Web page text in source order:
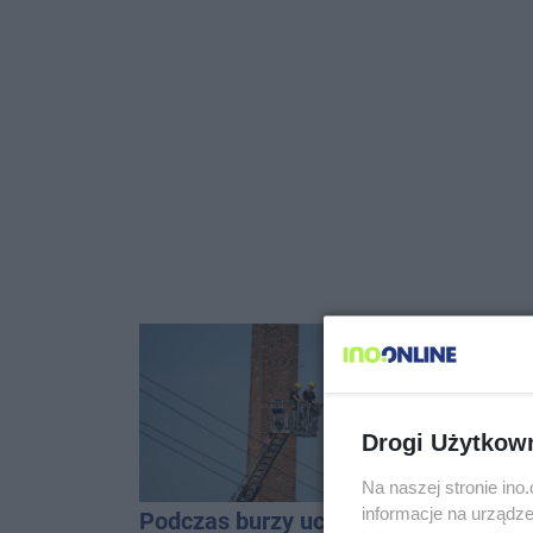
Podczas burzy ucierpiał
Hala się
Drogi
Na naszej stronie
informacje na